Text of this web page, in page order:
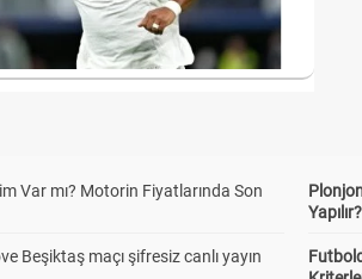
Var mı? Motorin Fiyatlarında Son
Beşiktaş maçı şifresiz canlı yayın
Yapılır?